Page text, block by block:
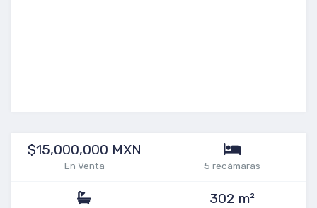
$15,000,000 MXN
En Venta 5 recámaras
302 m²